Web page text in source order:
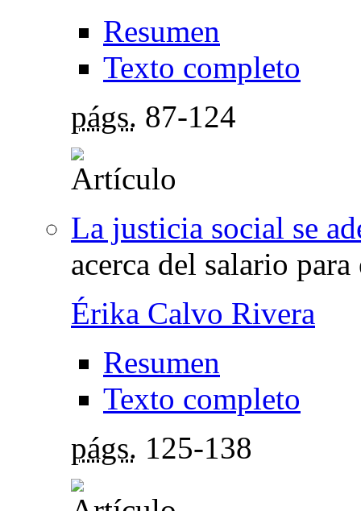
Resumen
Texto completo
págs. 87-124
La justicia social se
acerca del salario
Érika Calvo Rivera
Resumen
Texto completo
págs. 125-138